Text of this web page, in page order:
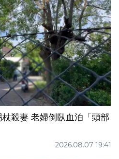
殺妻 老婦倒臥血泊「頭部
2026.08.07 19:41